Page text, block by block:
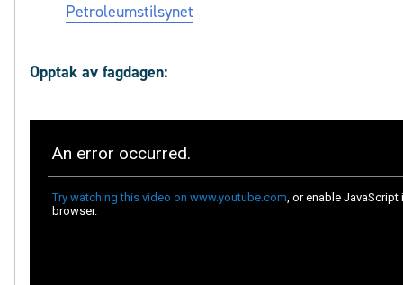
Petroleumstilsynet
Opptak av fagdagen: